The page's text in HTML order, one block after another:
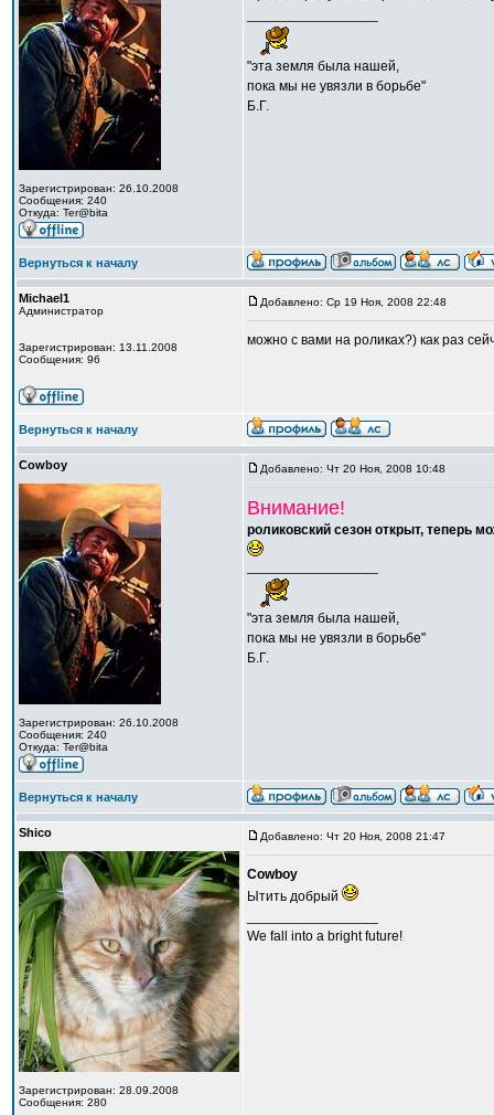
Зарегистрирован: 26.10.2008
Сообщения: 240
Откуда: Ter@bita
"эта земля была нашей,
пока мы не увязли в борьбе"
Б.Г.
Вернуться к началу
Michael1
Администратор
Зарегистрирован: 13.11.2008
Сообщения: 96
Добавлено: Ср 19 Ноя, 2008 22:48
можно с вами на роликах?) как раз
Вернуться к началу
Cowboy
Зарегистрирован: 26.10.2008
Сообщения: 240
Откуда: Ter@bita
Добавлено: Чт 20 Ноя, 2008 10:48
Внимание!
роликовский сезон открыт, теперь
"эта земля была нашей,
пока мы не увязли в борьбе"
Б.Г.
Вернуться к началу
Shico
Зарегистрирован: 28.09.2008
Сообщения: 280
Добавлено: Чт 20 Ноя, 2008 21:47
Cowboy
Ытить добрый
We fall into a bright future!